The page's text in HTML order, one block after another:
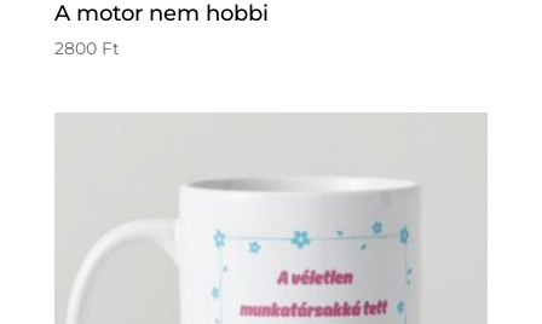
A motor nem hobbi
2800 Ft